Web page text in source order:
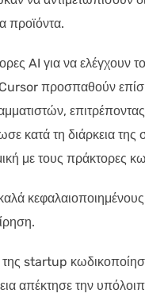
προϊόντα.
AI για να ελέγχουν
προσπαθούν
κατά τη διάρκεια της
με τους πράκτορες
της startup
απέκτησε την